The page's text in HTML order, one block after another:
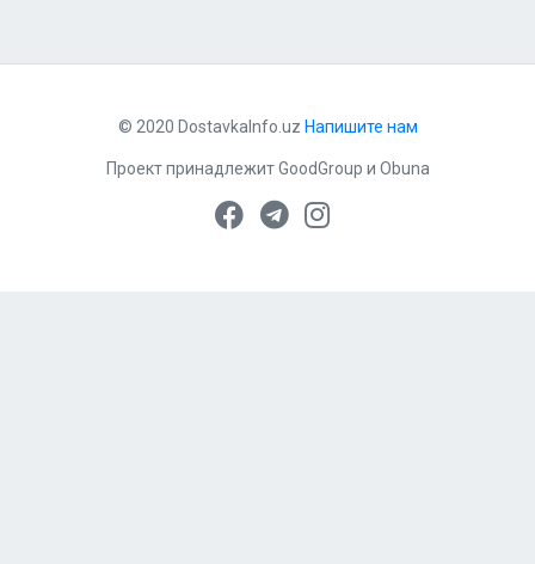
© 2020 DostavkaInfo.uz Напишите нам
Проект принадлежитGoodGroup и Obuna